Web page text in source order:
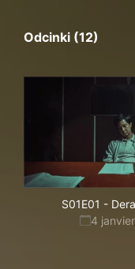
Odcinki (12)
S01E01 -
4